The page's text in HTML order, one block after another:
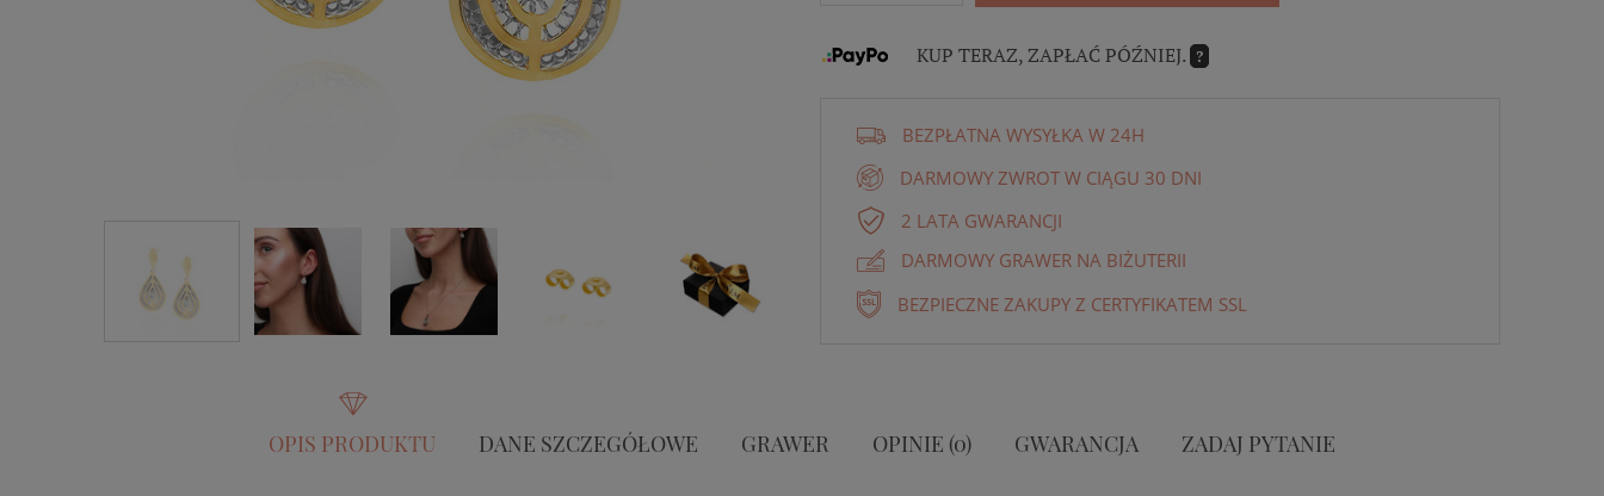
KUP TERAZ, ZAPŁAĆ PÓŹNIEJ. ?
BEZPŁATNA WYSYŁKA W 24H
DARMOWY ZWROT W CIĄGU 30 DNI
2 LATA GWARANCJI
DARMOWY GRAWER NA BIŻUTERII
BEZPIECZNE ZAKUPY Z CERTYFIKATEM SSL
OPIS PRODUKTU DANE SZCZEGÓŁOWE GRAWER OPINIE (0) GWARANCJA ZADAJ PYTANIE